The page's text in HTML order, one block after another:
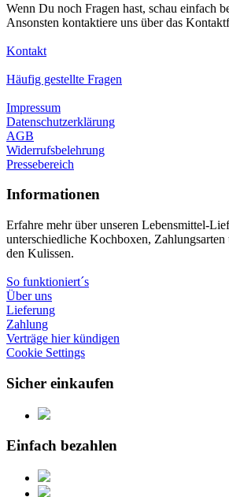
Wenn Du noch Fragen hast, schau einfach
Ansonsten kontaktiere uns über das
Kontakt
Häufig gestellte Fragen
Impressum
Datenschutzerklärung
AGB
Widerrufsbelehrung
Pressebereich
Informationen
Erfahre mehr über unseren Lebensmittel-
unterschiedliche Kochboxen, Zahlungsarten
den Kulissen.
So funktioniert´s
Über uns
Lieferung
Zahlung
Verträge hier kündigen
Cookie Settings
Sicher einkaufen
Einfach bezahlen